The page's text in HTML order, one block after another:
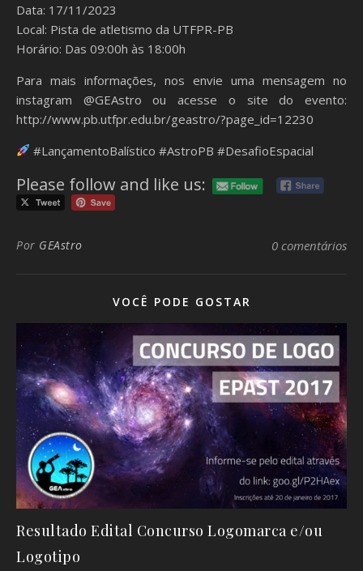
Data: 17/11/2023
Local: Pista de atletismo da UTFPR-PB
Horário: Das 09:00h às 18:00h
Para mais informações, nos envie uma mensagem no
instagram @GEAstro ou acesse o site do evento:
http://www.pb.utfpr.edu.br/geastro/?page_id=12230
#LançamentoBalístico #AstroPB #DesafioEspacial
Please follow and like us:
Por GEAstro 0 comentários
VOCÊ PODE GOSTAR
Resultado Edital Concurso Logomarca e/ou
Logotipo